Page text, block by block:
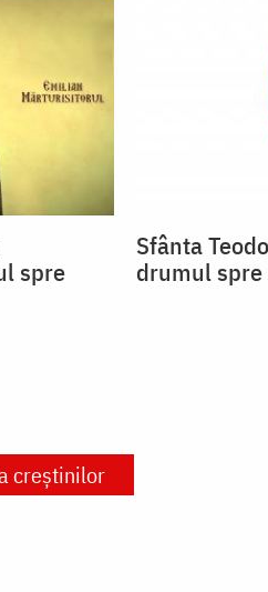
spre
Sfânta
drumul
creștinilor